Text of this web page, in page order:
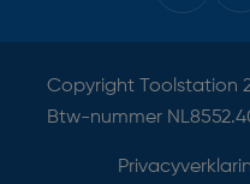
Copyright Toolstation
Btw-nummer